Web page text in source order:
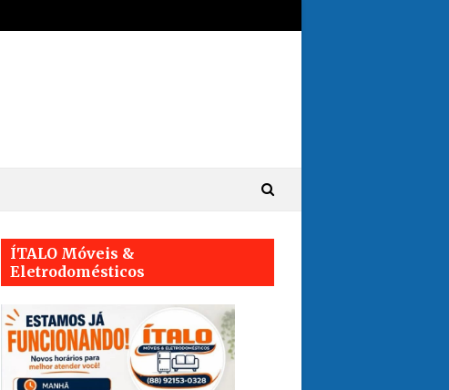
ÍTALO Móveis &
Eletrodomésticos